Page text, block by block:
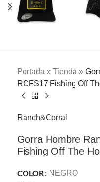
Portada » Tienda »
RCFS17 Fishing Off
Ranch&Corral
Gorra Hombre
Fishing Off The
COLOR NEGRO